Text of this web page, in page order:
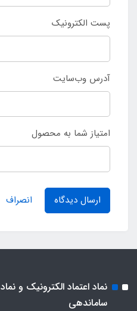
پست الکترونیک
آدرس وب‌سایت
امتیاز شما به محصول
ارسال دیدگاه انصراف
نماد اعتماد الکترونیک و نماد
ساماندهی